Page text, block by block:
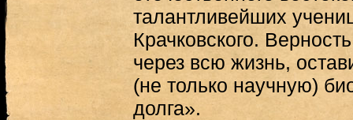
талантливейших
Крачковского.
через всю жизнь,
(не только научную)
долга».